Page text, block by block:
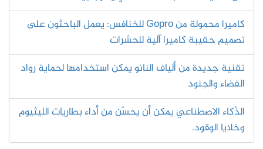
كاميرا محمولة من Gopro للخنافس: يعمل الباحثون على
تصميم حقيبة كاميرا آلية للحشرات
تقنية جديدة من ألياف النانو يمكن استخدامها لحماية رواد
الفضاء والجنود
الذّكاء الاصطناعي يمكن أن يحسّن من أداء بطاريات الليثيوم
وخلايا الوقود.